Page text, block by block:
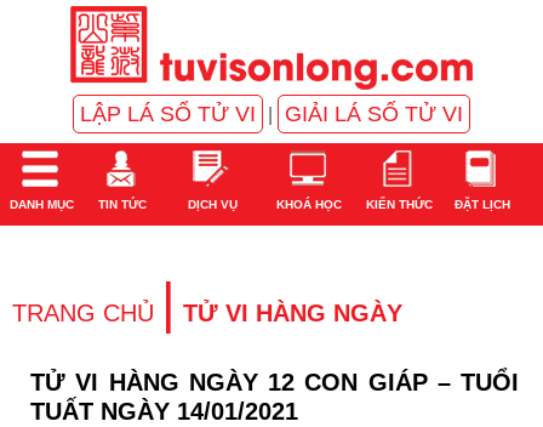
LẬP LÁ SỐ TỬ VI GIẢI LÁ SỐ TỬ VI
DANH MỤC TIN TỨC DỊCH VỤ KHOÁ HỌC KIẾN THỨC ĐẶT LỊCH
TRANG CHỦ | TỬ VI HÀNG NGÀY
TỬ VI HÀNG NGÀY 12 CON GIÁP – TUỔI
TUẤT NGÀY 14/01/2021